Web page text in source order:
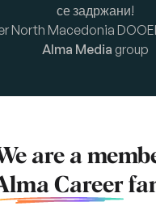
се задржани!
North Macedonia
Alma Media group
are a
Career